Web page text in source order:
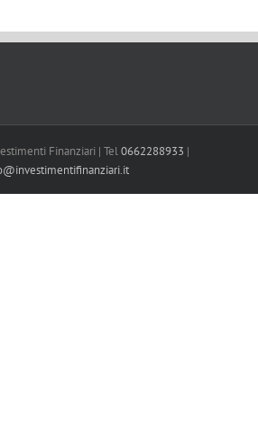
Finanziari | Tel0662288933 |